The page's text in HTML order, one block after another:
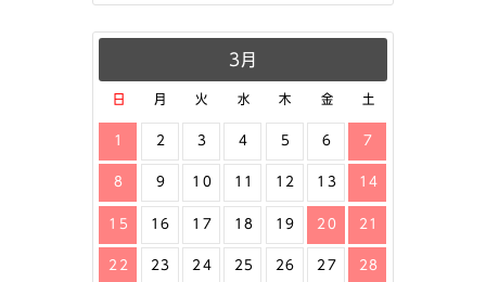
3月
日 月 火 水 木 金 土
1 2 3 4 5 6 7
8 9 10 11 12 13 14
15 16 17 18 19 20 21
22 23 24 25 26 27 28